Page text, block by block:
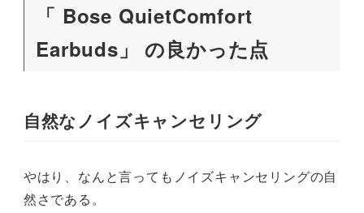
「 Bose QuietComfort
Earbuds」 の良かった点
自然なノイズキャンセリング
やはり、なんと言ってもノイズキャンセリングの自
然さである。